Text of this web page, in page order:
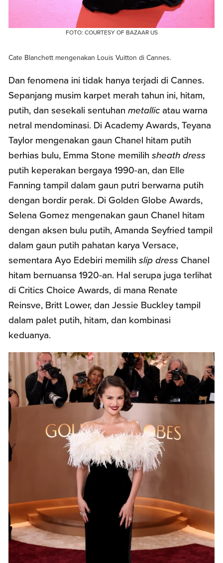
FOTO: COURTESY OF BAZAAR US
Cate Blanchett mengenakan Louis Vuitton di Cannes.
Dan fenomena ini tidak hanya terjadi di Cannes.
Sepanjang musim karpet merah tahun ini, hitam,
putih, dan sesekali sentuhanmetallicatau warna
netral mendominasi. Di Academy Awards, Teyana
Taylor mengenakan gaun Chanel hitam putih
berhias bulu, Emma Stone memilihsheath dress
putih keperakan bergaya 1990-an, dan Elle
Fanning tampil dalam gaun putri berwarna putih
dengan bordir perak. Di Golden Globe Awards,
Selena Gomez mengenakan gaun Chanel hitam
dengan aksen bulu putih, Amanda Seyfried tampil
dalam gaun putih pahatan karya Versace,
sementara Ayo Edebiri memilihslip dress Chanel
hitam bernuansa 1920-an. Hal serupa juga terlihat
di Critics Choice Awards, di mana Renate
Reinsve, Britt Lower, dan Jessie Buckley tampil
dalam palet putih, hitam, dan kombinasi
keduanya.